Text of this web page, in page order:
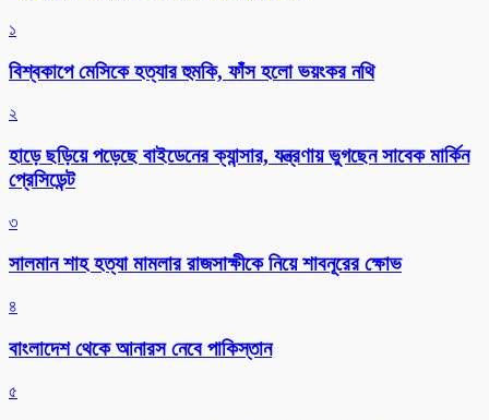
১
বিশ্বকাপে মেসিকে হত্যার হুমকি, ফাঁস হলো ভয়ংকর নথি
২
হাড়ে ছড়িয়ে পড়েছে বাইডেনের ক্যান্সার, যন্ত্রণায় ভুগছেন সাবেক মার্কিন
প্রেসিডেন্ট
৩
সালমান শাহ হত্যা মামলার রাজসাক্ষীকে নিয়ে শাবনূরের ক্ষোভ
৪
বাংলাদেশ থেকে আনারস নেবে পাকিস্তান
৫